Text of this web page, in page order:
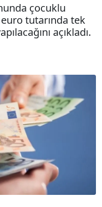
çocuklu
tutarında tek
açıkladı.